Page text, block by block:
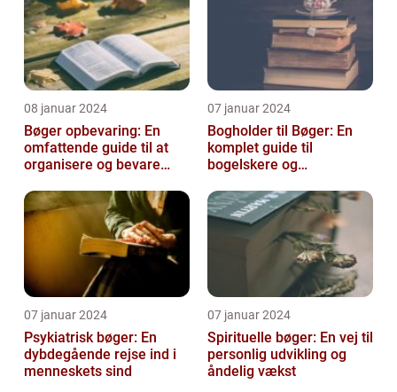
08 januar 2024
Bøger opbevaring: En
omfattende guide til at
organisere og bevare
07 januar 2024
Bogholder til Bøger: En
komplet guide til
bogelskere og
07 januar 2024
Psykiatrisk bøger: En
dybdegående rejse ind i
menneskets sind
07 januar 2024
Spirituelle bøger: En vej til
personlig udvikling og
åndelig vækst